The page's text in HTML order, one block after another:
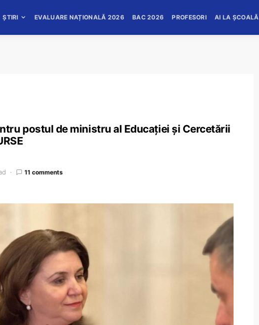
ȘTIRI EVALUARE NAȚIONALĂ 2026 BAC 2026 PROFESORI AI LA ȘCOALĂ
postul de ministru al Educației și Cercetării
11 comments